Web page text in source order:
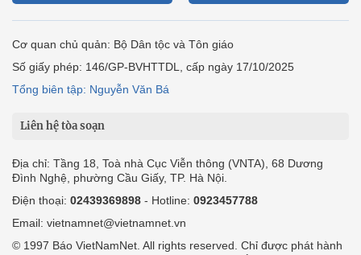
Cơ quan chủ quản: Bộ Dân tộc và Tôn giáo
Số giấy phép: 146/GP-BVHTTDL, cấp ngày 17/10/2025
Tổng biên tập: Nguyễn Văn Bá
Liên hệ tòa soạn
Địa chỉ: Tầng 18, Toà nhà Cục Viễn thông (VNTA), 68 Dương
Đình Nghệ, phường Cầu Giấy, TP. Hà Nội.
Điện thoại: 02439369898 - Hotline: 0923457788
Email: vietnamnet@vietnamnet.vn
© 1997 Báo VietNamNet. All rights reserved. Chỉ được phát hành